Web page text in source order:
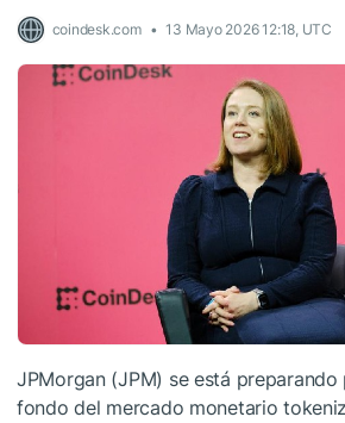
coindesk.com 13 Mayo 2026 12:18, UTC
JPMorgan (JPM) se está preparando
fondo del mercado monetario